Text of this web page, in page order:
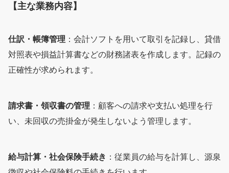
【主な業務内容】
仕訳・帳簿管理 ：会計ソフトを用いて取引を記録し、貸借
対照表や損益計算書などの財務諸表を作成します。記録の
正確性が求められます。
請求書・領収書の管理 ：顧客への請求や支払い処理を行
い、未回収の売掛金が発生しないよう管理します。
給与計算・社会保険手続き ：従業員の給与を計算し、源泉